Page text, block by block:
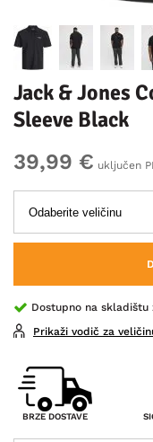
Jack & Jones
Sleeve Black
39,99 € uključen
Dostupno na
Prikaži vodič za
BRZE DOSTAVE